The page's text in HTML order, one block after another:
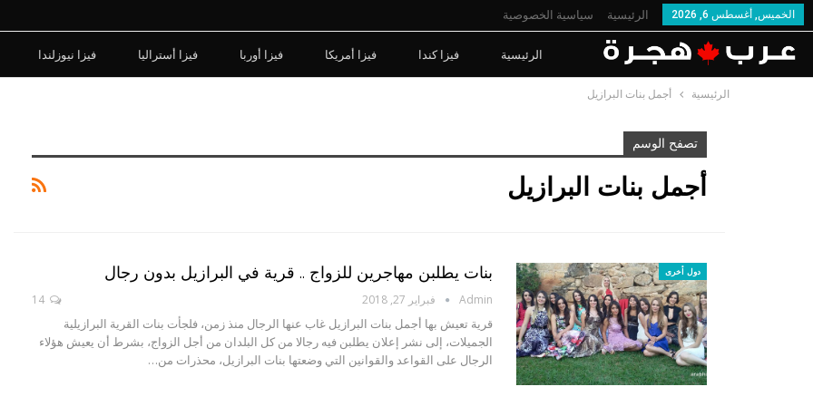
الخميس, أغسطس 6, 2026 الرئيسية سياسية الخصوصية
الرئيسية فيزا كندا فيزا أمريكا فيزا أوربا فيزا أستراليا فيزا نيوزلندا
الرئيسية أجمل بنات البرازيل
تصفح الوسم
أجمل بنات البرازيل
دول أخرى بنات يطلبن مهاجرين للزواج .. قرية في البرازيل بدون رجال
Admin فبراير 27, 2018 14
قرية تعيش بها أجمل بنات البرازيل غاب عنها الرجال منذ زمن، فلجأت بنات القرية البرازيلية
الجميلات، إلى نشر إعلان يطلبن فيه رجالا من كل البلدان من أجل الزواج، بشرط أن يعيش هؤلاء
الرجال على القواعد والقوانين التي وضعتها بنات البرازيل، محذرات من…